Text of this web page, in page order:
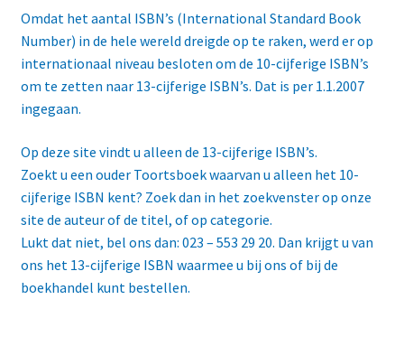
Klantenservice
Kortingsactie
Hoe werkt de Toortssite?
Waar kunt u Toortspublicaties
kopen of bestellen?
Zoeken, bestellen en betalen
Retourzending/Ruilen/Klacht/Di
Omdat het aantal ISBN’s (International Standard Book
Number) in de hele wereld dreigde op te raken, werd er op
internationaal niveau besloten om de 10-cijferige ISBN’s
om te zetten naar 13-cijferige ISBN’s. Dat is per 1.1.2007
ingegaan.
Op deze site vindt u alleen de 13-cijferige ISBN’s.
Zoekt u een ouder Toortsboek waarvan u alleen het 10-
cijferige ISBN kent? Zoek dan in het zoekvenster op onze
site de auteur of de titel, of op categorie.
Lukt dat niet, bel ons dan: 023 – 553 29 20. Dan krijgt u van
ons het 13-cijferige ISBN waarmee u bij ons of bij de
boekhandel kunt bestellen.